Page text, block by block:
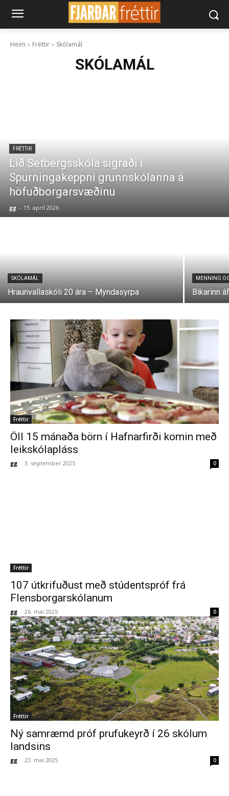
Heim Fréttir Skólamál
SKÓLAMÁL
FRÉTTIR
Lið Setbergsskóla sigraði í
Spurningakeppni grunnskólanna á
höfuðborgarsvæðinu
gg - 15. apríl 2026
SKÓLAMÁL
Hraunvallaskóli 20 ára – Myndasyrpa
MENNING
Bikarinn
Fréttir
Öll 15 mánaða börn í Hafnarfirði komin með
leikskólapláss
gg - 3. september 2025 0
Fréttir
107 útkrifuðust með stúdentspróf frá
Flensborgarskólanum
gg - 26. maí 2025 0
Fréttir
Ný samræmd próf prufukeyrð í 26 skólum
landsins
gg - 23. maí 2025 0